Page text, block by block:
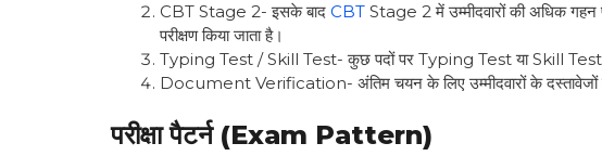
CBT Stage 2- इसके बाद CBT Stage 2 में उम्मीदवारों की अधिक गहन
परीक्षण किया जाता है।
Typing Test / Skill Test- कुछ पदों पर Typing Test या Skill Test
Document Verification- अंतिम चयन के लिए उम्मीदवारों के दस्तावेजों
परीक्षा पैटर्न (Exam Pattern)